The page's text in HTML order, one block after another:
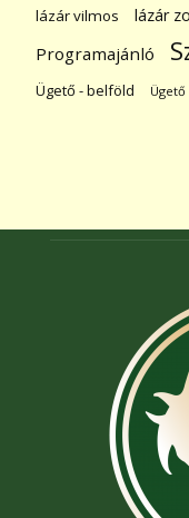
lázár vilmos lázár
Programajánló
Ügető - belföld